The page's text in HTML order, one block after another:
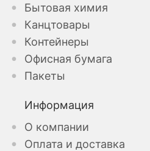
Бытовая химия
Канцтовары
Контейнеры
Офисная бумага
Пакеты
Информация
О компании
Оплата и доставка